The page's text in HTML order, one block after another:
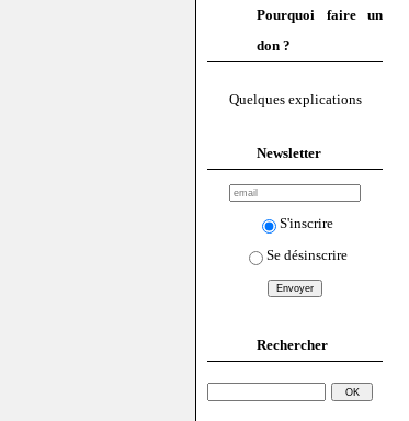
Pourquoi faire un
don ?
Quelques explications
Newsletter
S'inscrire
Se désinscrire
Rechercher